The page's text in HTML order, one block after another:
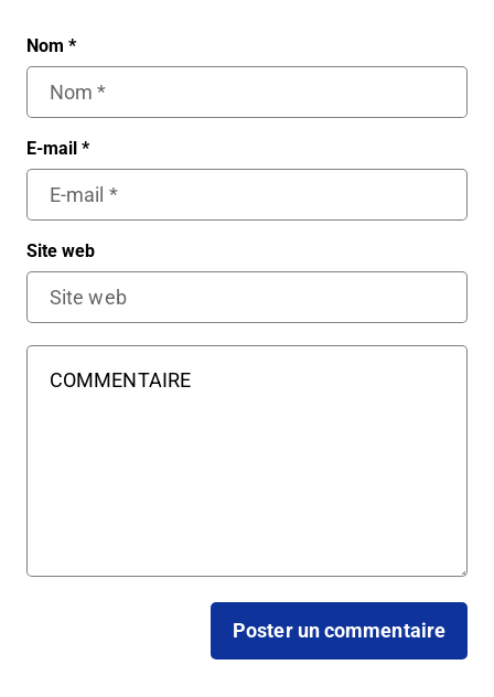
Nom *
E-mail *
Site web